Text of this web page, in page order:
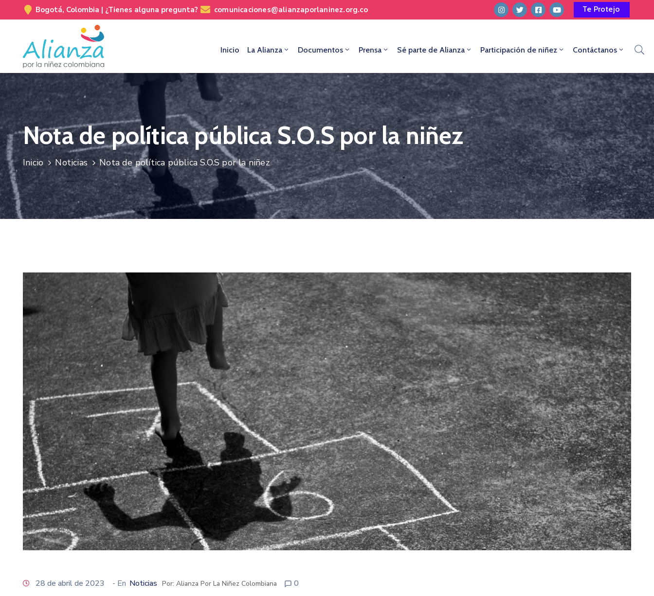
Bogotá, Colombia | ¿Tienes alguna pregunta? comunicaciones@alianzaporlaninez.org.co Te Protejo
Inicio La Alianza Documentos Prensa Sé parte de Alianza Participación de niñez Contáctanos
Nota de política pública S.O.S por la niñez
Inicio Noticias Nota de política pública S.O.S por la niñez
28 de abril de 2023 - En Noticias Por: Alianza Por La Niñez Colombiana 0